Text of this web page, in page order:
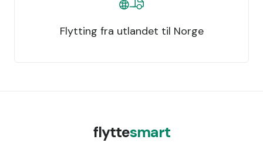
Flytting fra utlandet til Norge
flyttesmart